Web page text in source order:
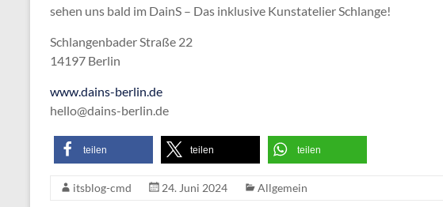
sehen uns bald im DainS – Das inklusive Kunstatelier Schlange!
Schlangenbader Straße 22
14197 Berlin
www.dains-berlin.de
hello@dains-berlin.de
teilen teilen teilen
itsblog-cmd 24. Juni 2024 Allgemein